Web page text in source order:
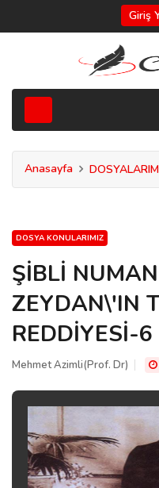
Giriş
Anasayfa
DOSYA KONULARIMIZ
ŞİBLİ
ZEYDAN\'IN
REDDİYESİ-6
Mehmet Azimli(Prof. Dr)